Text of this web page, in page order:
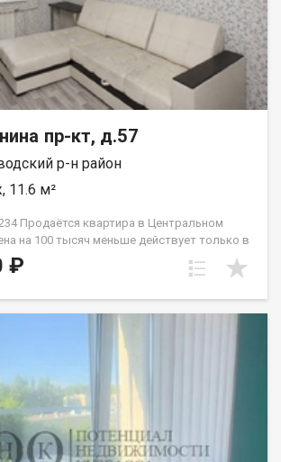
пр-кт, д.57
р-н район
11.6 м²
Продаётся квартира в Центральном
на 100 тысяч меньше действует только в
недвижимость, подходящую как
и для сдачи! Удобное расположение
Квартира подходит как для сдачи
школы и детские сады — всё
жизни. В квартире выполнен
заселению. Установлена новая входная
с большим окном. Особенность
соседей за стенами, что добавляет
₽